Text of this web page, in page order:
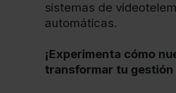
sistemas de
automáticas.
¡Experimenta cómo
transformar tu